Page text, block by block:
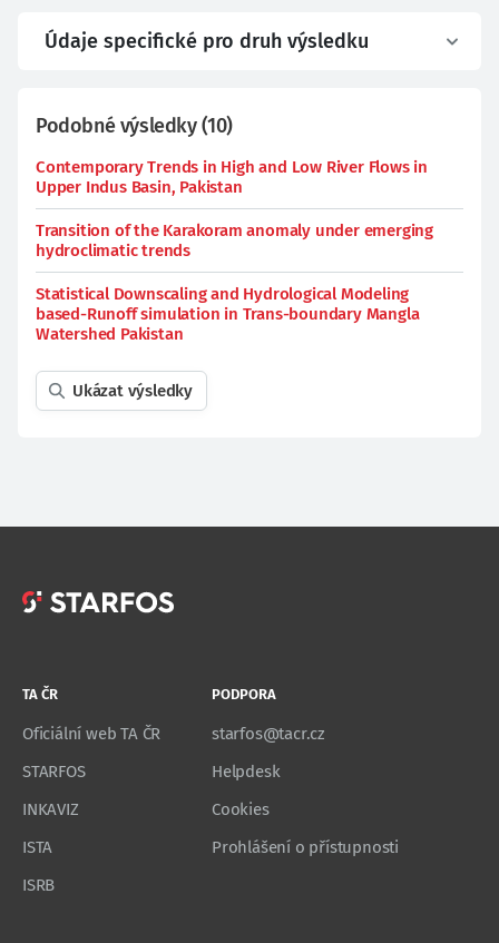
Údaje specifické pro druh výsledku
Podobné výsledky(10)
Contemporary Trends in High and Low River Flows in
Upper Indus Basin, Pakistan
Transition of the Karakoram anomaly under emerging
hydroclimatic trends
Statistical Downscaling and Hydrological Modeling
based-Runoff simulation in Trans-boundary Mangla
Watershed Pakistan
Ukázat výsledky
TA ČR
Oficiální web TA ČR
STARFOS
INKAVIZ
ISTA
ISRB
PODPORA
starfos@tacr.cz
Helpdesk
Cookies
Prohlášení o přístupnosti